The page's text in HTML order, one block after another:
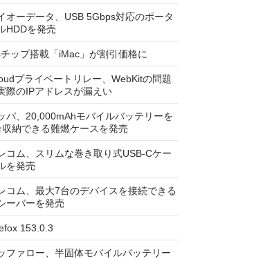
オーデータ、USB 5Gbps対応のポータ
HDDを発売
ップ搭載「iMac」が割引価格に
プライベートリレー、WebKitの問題
際のIPアドレスが漏えい
パ、20,000mAhモバイルバッテリーを
収納できる難燃ケースを発売
コム、スリムな巻き取り式USB-Cケー
を発売
コム、最大7台のデバイスを接続できる
ーバーを発売
153.0.3
ファロー、半固体モバイルバッテリー